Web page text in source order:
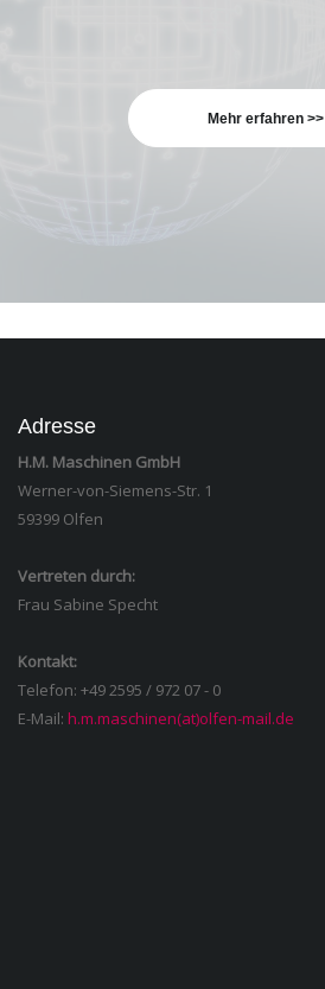
Mehr erfahren >>
Adresse
H.M. Maschinen GmbH
Werner-von-Siemens-Str. 1
59399 Olfen
Vertreten durch:
Frau Sabine Specht
Kontakt:
Telefon: +49 2595 / 972 07 - 0
E-Mail: h.m.maschinen(at)olfen-mail.de